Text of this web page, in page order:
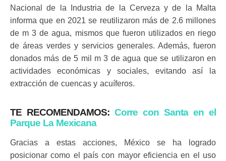
Nacional de la Industria de la Cerveza y de la Malta
informa que en 2021 se reutilizaron más de 2.6 millones
de m 3 de agua, mismos que fueron utilizados en riego
de áreas verdes y servicios generales. Además, fueron
donados más de 5 mil m 3 de agua que se utilizaron en
actividades económicas y sociales, evitando así la
extracción de cuencas y acuíferos.
TE RECOMENDAMOS: Corre con Santa en el
Parque La Mexicana
Gracias a estas acciones, México se ha logrado
posicionar como el país con mayor eficiencia en el uso